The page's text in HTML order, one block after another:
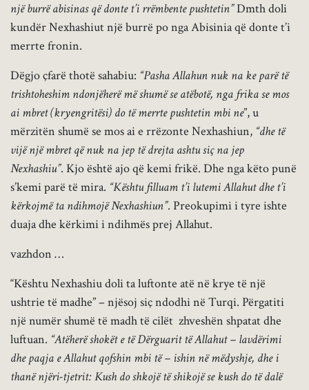
një burrë abisinas që donte t’i rrëmbente pushtetin”Dmth doli
kundër Nexhashiut një burrë po nga Abisinia që donte t’i
merrte fronin.
Dëgjo çfarë thotë sahabiu: “Pasha Allahun nuk na ke parë të
trishtoheshim ndonjëherë më shumë se atëbotë, nga frika se mos
ai mbret (kryengritësi) do të merrte pushtetin mbi ne”, u
mërzitën shumë se mos ai e rrëzonte Nexhashiun, “dhe të
vijë një mbret që nuk na jep të drejta ashtu siç na jep
Nexhashiu”. Kjo është ajo që kemi frikë. Dhe nga këto punë
s’kemi parë të mira. “Kështu filluam t’i lutemi Allahut dhe t’i
kërkojmë ta ndihmojë Nexhashiun”. Preokupimi i tyre ishte
duaja dhe kërkimi i ndihmës prej Allahut.
vazhdon …
“Kështu Nexhashiu doli ta luftonte atë në krye të një
ushtrie të madhe” – njësoj siç ndodhi në Turqi. Përgatiti
një numër shumë të madh të cilët zhveshën shpatat dhe
luftuan. “Atëherë shokët e të Dërguarit të Allahut – lavdërimi
dhe paqja e Allahut qofshin mbi të – ishin në mëdyshje, dhe i
thanë njëri-tjetrit: Kush do shkojë të shikojë se kush do të dalë